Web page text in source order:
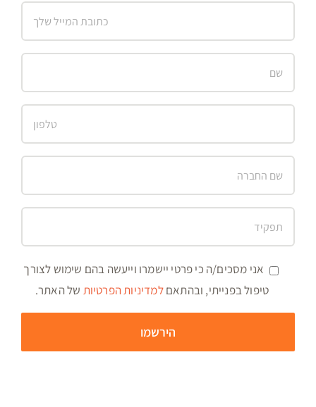
אני מסכים/ה כי פרטי יישמרו וייעשה בהם שימוש לצורך
טיפול בפנייתי, ובהתאםלמדיניות הפרטיות של האתר.